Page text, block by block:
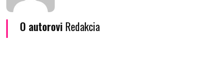
O autorovi Redakcia